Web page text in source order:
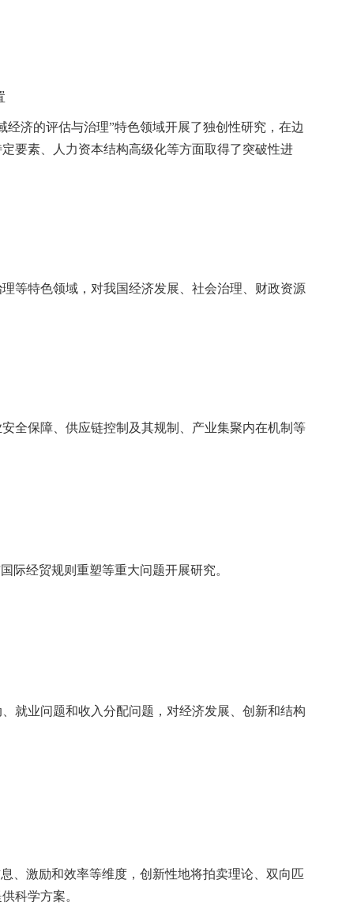
济的评估与治理”特色领域开展了独创性研究，在边
要素、人力资本结构高级化等方面取得了突破性进
等特色领域，对我国经济发展、社会治理、财政资源
全保障、供应链控制及其规制、产业集聚内在机制等
际经贸规则重塑等重大问题开展研究。
就业问题和收入分配问题，对经济发展、创新和结构
、激励和效率等维度，创新性地将拍卖理论、双向匹
科学方案。